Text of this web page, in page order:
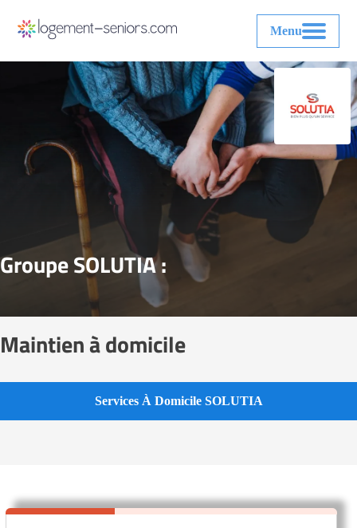
Menu
Groupe SOLUTIA :
Maintien à domicile
Services À Domicile SOLUTIA